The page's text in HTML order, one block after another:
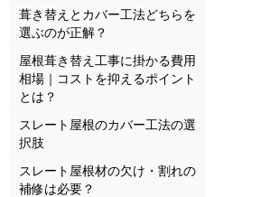
葺き替えとカバー工法どちらを
選ぶのが正解？
屋根葺き替え工事に掛かる費用
相場｜コストを抑えるポイント
とは？
スレート屋根のカバー工法の選
択肢
スレート屋根材の欠け・割れの
補修は必要？